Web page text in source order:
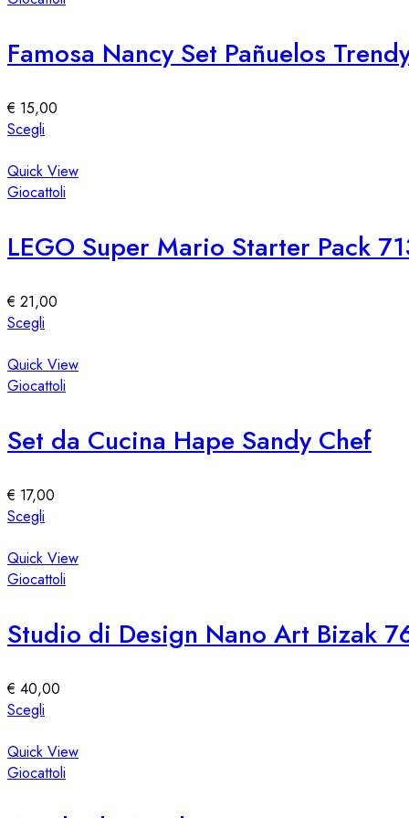
Famosa Nancy Set Pañuelos
€ 15,00
Scegli
ha
più
Le
opzioni
essere
pagina
del
Quick View
Giocattoli
LEGO Super Mario Starter Pack
€ 21,00
Scegli
ha
più
opzioni
essere
pagina
del
Quick View
Giocattoli
Set da Cucina Hape Sandy Chef
€ 17,00
Scegli
ha
più
Le
opzioni
essere
pagina
del
Quick View
Giocattoli
Studio di Design Nano Art Bizak
€ 40,00
Scegli
ha
più
Quick View
Giocattoli